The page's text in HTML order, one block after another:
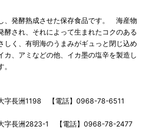
、発酵熟成させた保存食品です。 海産物
酵され、それによって生まれたコクのある
しく、有明海のうまみがギュっと閉じ込め
、アミなどの他、イカ墨の塩辛を製造し
大字長洲1198 【電話】0968-78-6511
大字長洲2823-1 【電話】0968-78-2477